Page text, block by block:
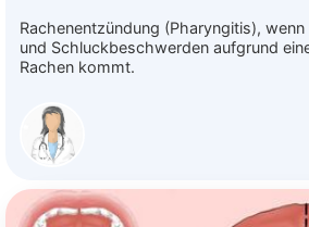
Rachenentzündung (Pharyngitis),
und Schluckbeschwerden aufgrund
Rachen kommt.